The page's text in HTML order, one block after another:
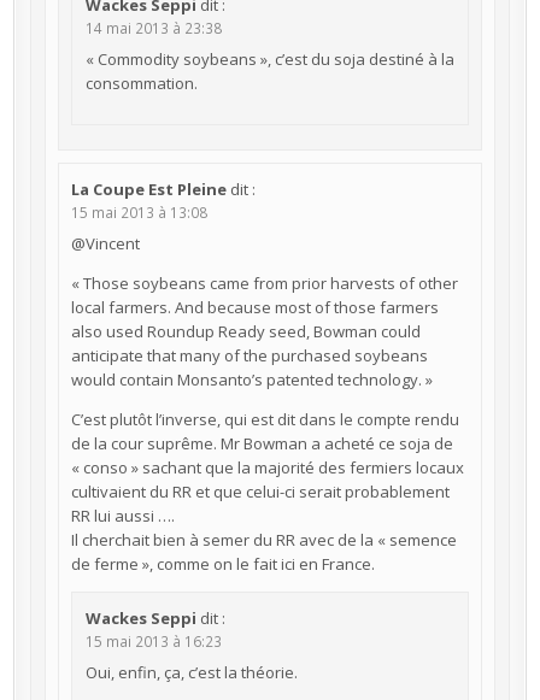
14 mai 2013 à 23:38
« Commodity soybeans », c’est du soja destiné à la
consommation.
La Coupe Est Pleine dit :
15 mai 2013 à 13:08
@Vincent
« Those soybeans came from prior harvests of other
local farmers. And because most of those farmers
also used Roundup Ready seed, Bowman could
anticipate that many of the purchased soybeans
would contain Monsanto’s patented technology. »
C’est plutôt l’inverse, qui est dit dans le compte rendu
de la cour suprême. Mr Bowman a acheté ce soja de
« conso » sachant que la majorité des fermiers locaux
cultivaient du RR et que celui-ci serait probablement
RR lui aussi ….
Il cherchait bien à semer du RR avec de la « semence
de ferme », comme on le fait ici en France.
Wackes Seppi dit :
15 mai 2013 à 16:23
Oui, enfin, ça, c’est la théorie.